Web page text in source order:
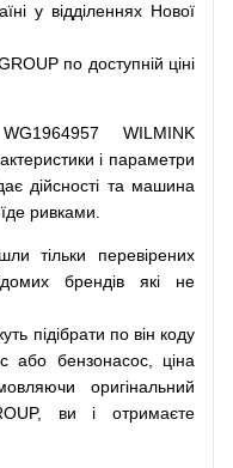
у відділеннях Нової
по доступній ціні
WILMINK
і параметри
дійсності та машина
їде ривками
тільки
перевірених
брендів які
не
підібрати по він коду
або бензонасос,
ціна
оригінальний
ви і отримаєте